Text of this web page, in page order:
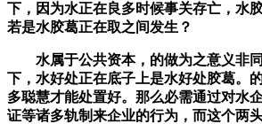
下，因为水正在良多时候事关存亡，水
若是水胶葛正在取之间发生？
水属于公共资本，的做为之意义非同
下，水好处正在底子上是水好处胶葛。
多聪慧才能处置好。那么必需通过对水
证等诸多轨制来企业的行为，而这个两